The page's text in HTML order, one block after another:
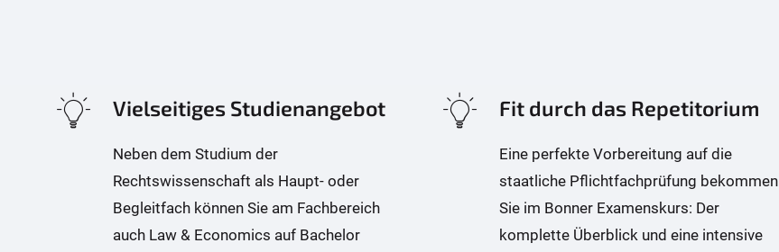
Vielseitiges Studienangebot
Neben dem Studium der
Rechtswissenschaft als Haupt- oder
Begleitfach können Sie am Fachbereich
auch Law & Economics auf Bachelor
Fit durch das Repetitorium
Eine perfekte Vorbereitung auf die
staatliche Pflichtfachprüfung bekommen
Sie im Bonner Examenskurs: Der
komplette Überblick und eine intensive